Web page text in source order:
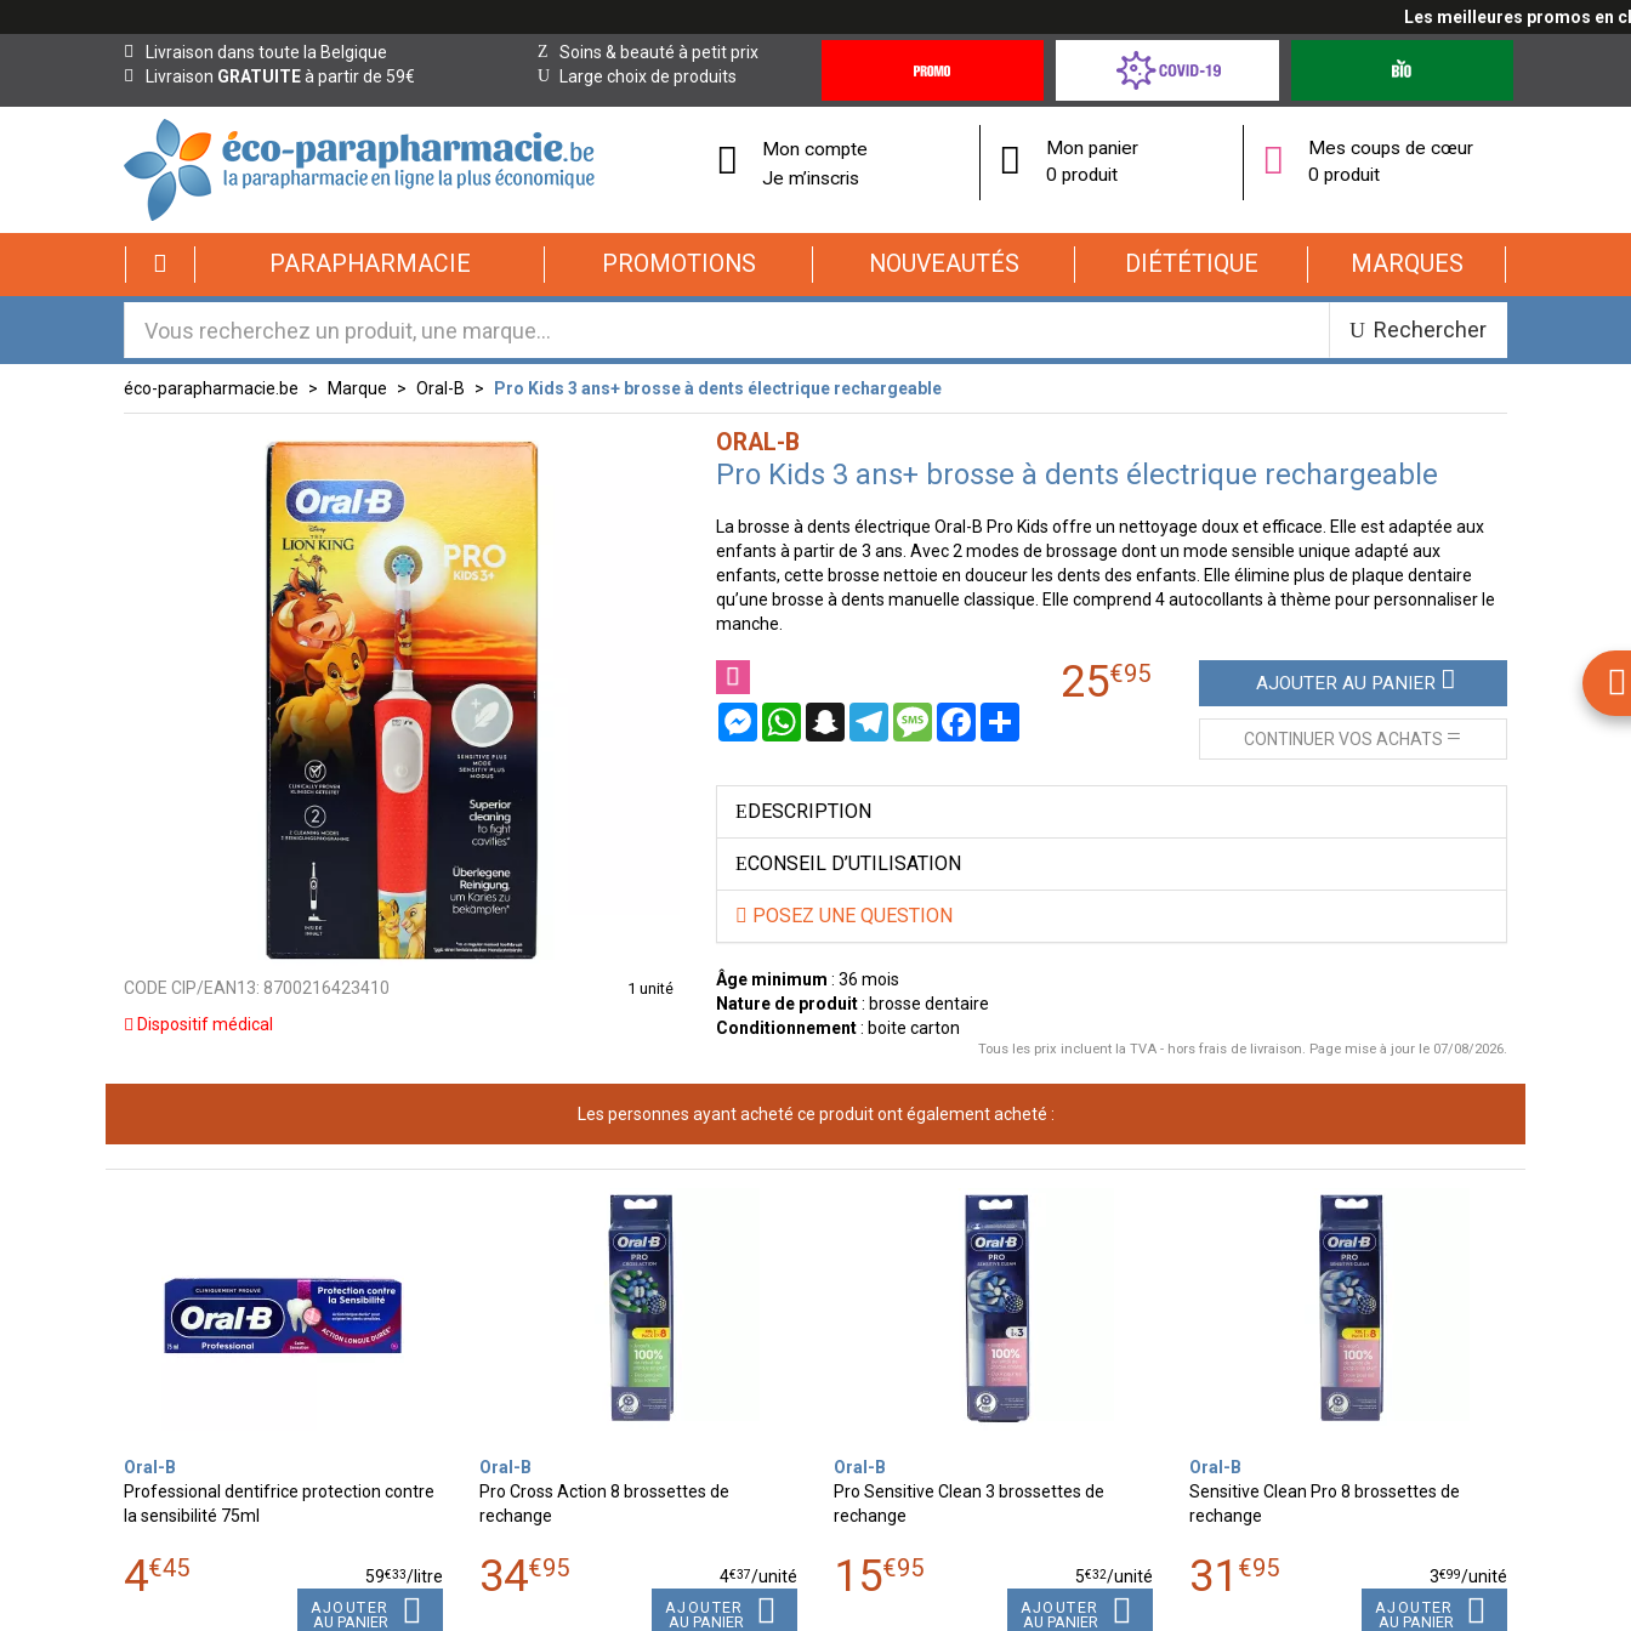
Les meilleures promos en
Livraison dans toute la Belgique
Livraison GRATUITEà partir de 59€
Soins & beauté à petit prix
Large choix de produits
Offres
Coronavirus
éco-
parapharmacie.fr
éco-
parapharmacie.fr
Mon compte
Je m’inscris
Mon panier
0 produit
Mes coups de cœur
0 produit
PARAPHARMACIE PROMOTIONS NOUVEAUTÉS DIÉTÉTIQUE MARQUES
Rechercher
éco-parapharmacie.be Marque Oral-B Pro Kids 3 ans+ brosse à dents électrique rechargeable
CODE CIP/EAN13: 8700216423410 1 unité
Dispositif médical
ORAL-B
Pro Kids 3 ans+ brosse à dents électrique rechargeable
La brosse à dents électrique Oral-B Pro Kids offre un nettoyage doux et efficace. Elle est adaptée aux
enfants à partir de 3 ans. Avec 2 modes de brossage dont un mode sensible unique adapté aux
enfants, cette brosse nettoie en douceur les dents des enfants. Elle élimine plus de plaque dentaire
qu’une brosse à dents manuelle classique. Elle comprend 4 autocollants à thème pour personnaliser le
manche.
MessengerWhatsAppSnapchatTelegramMessageFacebookPartager
25€95 AJOUTER AU PANIER
CONTINUER VOS ACHATS
DESCRIPTION
CONSEIL D’UTILISATION
POSEZ UNE QUESTION
Âge minimum : 36 mois
Nature de produit: brosse dentaire
Conditionnement: boite carton
Tous les prix incluent la TVA - hors frais de livraison. Page mise à jour le 07/08/2026.
Les personnes ayant acheté ce produit ont également acheté :
Oral-B
Professional dentifrice protection contre
la sensibilité 75ml
4€45 59€33/litre
AJOUTER
AU PANIER
Oral-B
Pro Cross Action 8 brossettes de
rechange
34€95 4€37/unité
AJOUTER
AU PANIER
Oral-B
Pro Sensitive Clean 3 brossettes de
rechange
15€95 5€32/unité
AJOUTER
AU PANIER
Oral-B
Sensitive Clean Pro 8 brossettes de
rechange
31 €95 3€99/unité
AJOUTER
AU PANIER